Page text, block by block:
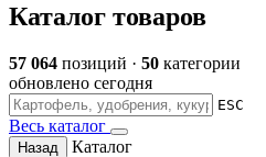
Каталог товаров
57 064 позиций · 50 категории
обновлено сегодня
ESC
Весь каталог
Назад
Каталог